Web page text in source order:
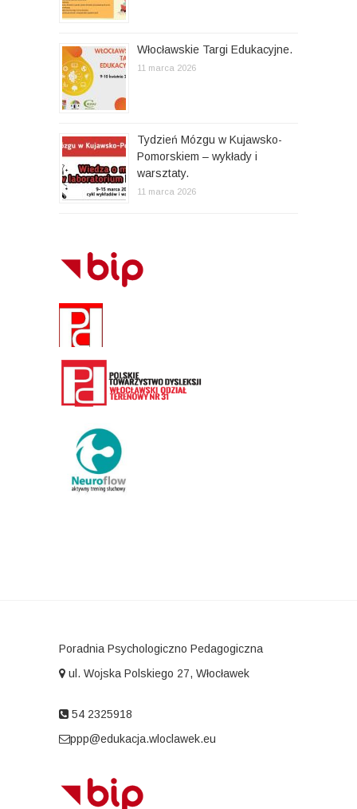
Włocławskie Targi Edukacyjne.
11 marca 2026
Tydzień Mózgu w Kujawsko-
Pomorskiem – wykłady i
warsztaty.
11 marca 2026
Poradnia Psychologiczno Pedagogiczna
ul. Wojska Polskiego 27, Włocławek
54 2325918
ppp@edukacja.wloclawek.eu